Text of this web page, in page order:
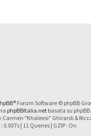
® Forum Software © phpBB
phpBBItalia.netbasata su
Carmen "Khaleesi" Ghirardi &
0.037s | 11 Queries | GZIP : On